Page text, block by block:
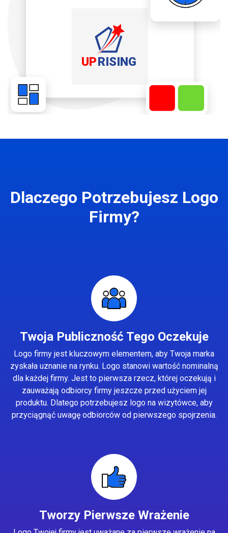
Dlaczego Potrzebujesz Logo
Firmy?
Twoja Publiczność Tego Oczekuje
Logo firmy jest kluczowym elementem, aby Twoja marka
zyskała uznanie na rynku. Logo stanowi wartość nominalną
dla każdej firmy. Jest to pierwsza rzecz, której oczekują i
zauważają odbiorcy firmy jeszcze przed użyciem jej
produktu. Dlatego potrzebujesz logo na wizytówce, aby
przyciągnąć uwagę odbiorców od pierwszego spojrzenia.
Tworzy Pierwsze Wrażenie